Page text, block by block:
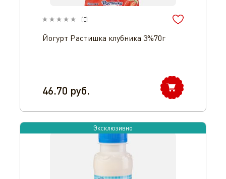
(0)
Йогурт Растишка клубника 3%70г
46.70 руб.
Эксклюзивно